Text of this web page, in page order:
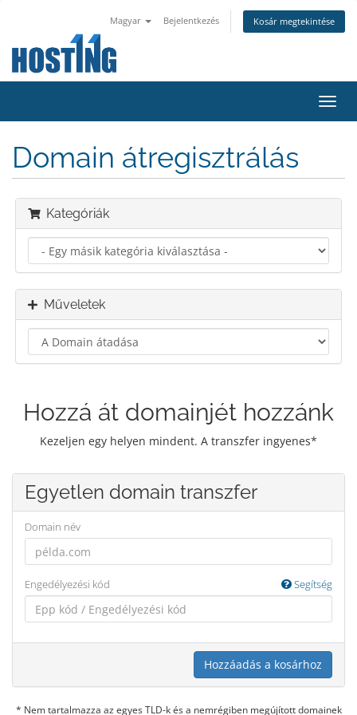
Magyar Bejelentkezés Kosár megtekintése
a
Domain átregisztrálás
Kategóriák
Műveletek
Hozzá át domainjét hozzánk
Kezeljen egy helyen mindent. A transzfer ingyenes*
Egyetlen domain transzfer
Domain név
Engedélyezési kód Segítség
Hozzáadás a kosárhoz
* Nem tartalmazza az egyes TLD-k és a nemrégiben megújított domainek